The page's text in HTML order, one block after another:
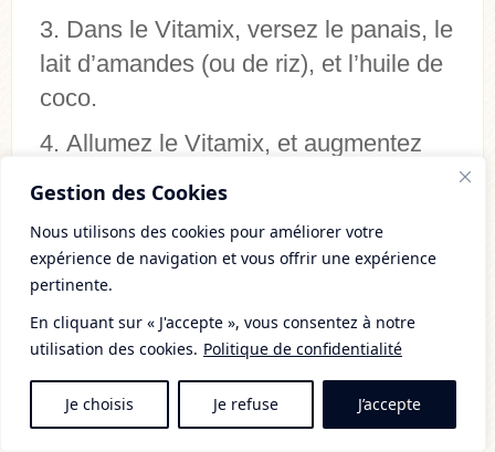
Gestion des Cookies
Nous utilisons des cookies pour améliorer votre
expérience de navigation et vous offrir une expérience
pertinente.
En cliquant sur « J'accepte », vous consentez à notre
utilisation des cookies. Politique de confidentialité
Je choisis Je refuse J’accepte
Dans le Vitamix, versez le panais, le
lait d’amandes (ou de riz), et l’huile de
coco.
Allumez le Vitamix, et augmentez
progressivement la vitesse, jusqu’à
Laissez à vitesse maximale jusqu’à
ce que votre mousseline atteigne la
température souhaitée (plus le temps de
mixage sera long, plus votre mousseline
sera chaude).